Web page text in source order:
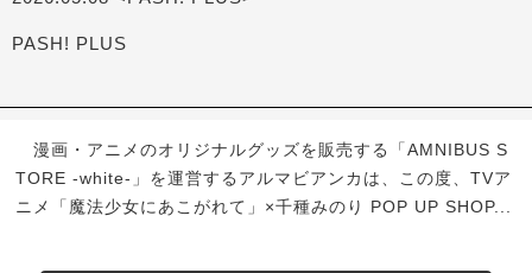
PASH! PLUS
漫画・アニメのオリジナルグッズを販売する「AMNIBUS S
TORE -white-」を運営するアルマビアンカは、この度、TVア
ニメ「魔法少女にあこがれて」×千種みのり POP UP SHOP...